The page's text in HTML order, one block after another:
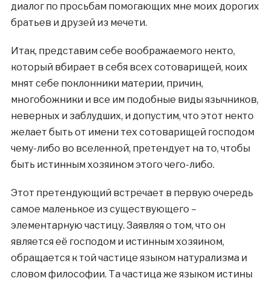
диалог по просьбам помогающих мне моих дорогих
братьев и друзей из мечети.
Итак, представим себе воображаемого некто,
который вбирает в себя всех сотоварищей, коих
мнят себе поклонники материи, причин,
многобожники и все им подобные виды язычников,
неверных и заблудших, и допустим, что этот некто
желает быть от имени тех сотоварищей господом
чему-либо во вселенной, претендует на то, чтобы
быть истинным хозяином этого чего-либо.
Этот претендующий встречает в первую очередь
самое маленькое из существующего –
элементарную частицу. Заявляя о том, что он
является её господом и истинным хозяином,
обращается к той частице языком натурализма и
словом философии. Та частица же языком истины